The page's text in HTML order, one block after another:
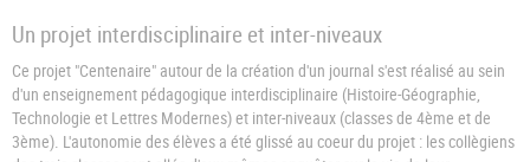
Un projet interdisciplinaire et inter-niveaux
Ce projet "Centenaire" autour de la création d'un journal s'est réalisé au sein
d'un enseignement pédagogique interdisciplinaire (Histoire-Géographie,
Technologie et Lettres Modernes) et inter-niveaux (classes de 4ème et de
3ème). L'autonomie des élèves a été glissé au coeur du projet : les collègiens